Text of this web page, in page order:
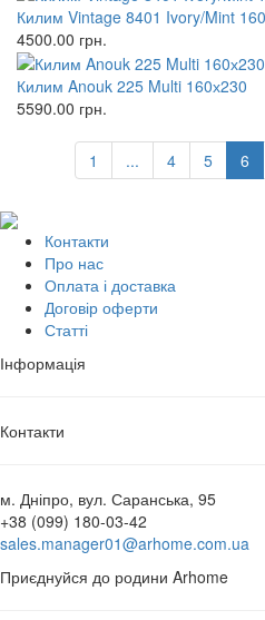
Килим Vintage 8401 Ivory/Mint
4500.00 грн.
Килим Anouk 225 Multi 160х230
5590.00 грн.
1 ... 4 5 6
Контакти
Про нас
Оплата і доставка
Договір оферти
Статті
Інформація
Контакти
м. Дніпро, вул. Саранська, 95
+38 (099) 180-03-42
sales.manager01@arhome.com.ua
Приєднуйся до родини Arhome